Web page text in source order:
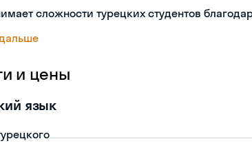
сложности турецких студентов
и цены
язык